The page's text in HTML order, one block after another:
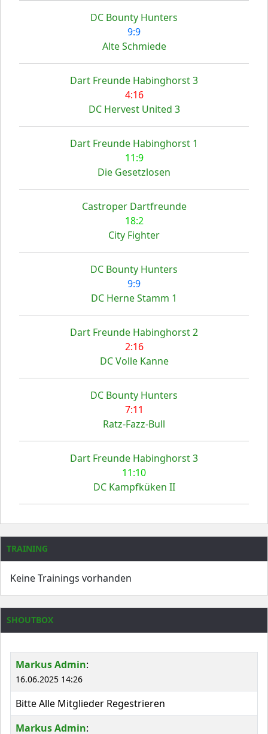
DC Bounty Hunters
9:9
Alte Schmiede
Dart Freunde Habinghorst 3
4:16
DC Hervest United 3
Dart Freunde Habinghorst 1
11:9
Die Gesetzlosen
Castroper Dartfreunde
18:2
City Fighter
DC Bounty Hunters
9:9
DC Herne Stamm 1
Dart Freunde Habinghorst 2
2:16
DC Volle Kanne
DC Bounty Hunters
7:11
Ratz-Fazz-Bull
Dart Freunde Habinghorst 3
11:10
DC Kampfküken II
TRAINING
Keine Trainings vorhanden
SHOUTBOX
Markus Admin:
16.06.2025 14:26
Bitte Alle Mitglieder Regestrieren
Markus Admin: